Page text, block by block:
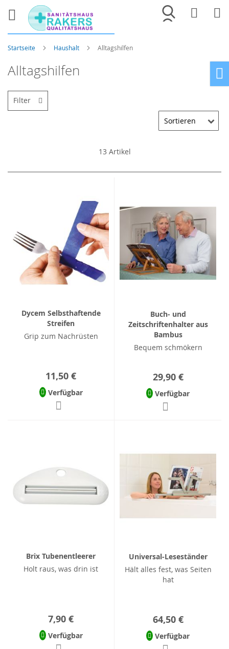
Merkliste
Startseite Haushalt Alltagshilfen
Alltagshilfen
13 Artikel
Dycem Selbsthaftende
Streifen
Grip zum Nachrüsten
11,50 €
Verfügbar
Buch- und
Zeitschriftenhalter aus
Bambus
Bequem schmökern
29,90 €
Verfügbar
Brix Tubenentleerer
Holt raus, was drin ist
7,90 €
Verfügbar
Universal-Leseständer
Hält alles fest, was Seiten
hat
64,50 €
Verfügbar
Filter